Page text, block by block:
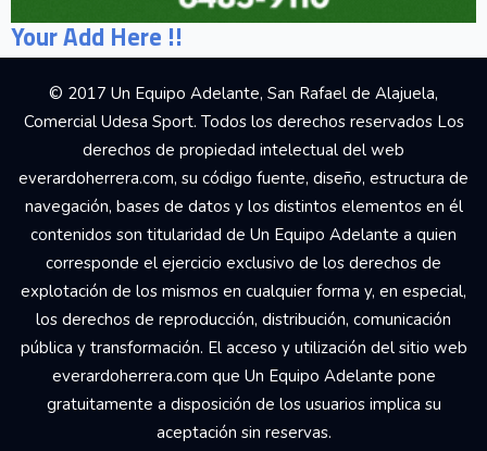
Your Add Here !!
© 2017 Un Equipo Adelante, San Rafael de Alajuela,
Comercial Udesa Sport. Todos los derechos reservados Los
derechos de propiedad intelectual del web
everardoherrera.com, su código fuente, diseño, estructura de
navegación, bases de datos y los distintos elementos en él
contenidos son titularidad de Un Equipo Adelante a quien
corresponde el ejercicio exclusivo de los derechos de
explotación de los mismos en cualquier forma y, en especial,
los derechos de reproducción, distribución, comunicación
pública y transformación. El acceso y utilización del sitio web
everardoherrera.com que Un Equipo Adelante pone
gratuitamente a disposición de los usuarios implica su
aceptación sin reservas.